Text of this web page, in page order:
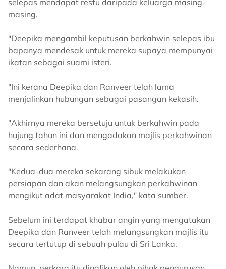
masing.
"Deepika mengambil keputusan berkahwin selepas ibu
bapanya mendesak untuk mereka supaya mempunyai
ikatan sebagai suami isteri.
"Ini kerana Deepika dan Ranveer telah lama
menjalinkan hubungan sebagai pasangan kekasih.
"Akhirnya mereka bersetuju untuk berkahwin pada
hujung tahun ini dan mengadakan majlis perkahwinan
secara sederhana.
"Kedua-dua mereka sekarang sibuk melakukan
persiapan dan akan melangsungkan perkahwinan
mengikut adat masyarakat India," kata sumber.
Sebelum ini terdapat khabar angin yang mengatakan
Deepika dan Ranveer telah melangsungkan majlis itu
secara tertutup di sebuah pulau di Sri Lanka.